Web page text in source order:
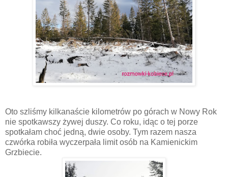
Oto szliśmy kilkanaście kilometrów po górach w Nowy Rok
nie spotkawszy żywej duszy. Co roku, idąc o tej porze
spotkałam choć jedną, dwie osoby. Tym razem nasza
czwórka robiła wyczerpała limit osób na Kamienickim
Grzbiecie.